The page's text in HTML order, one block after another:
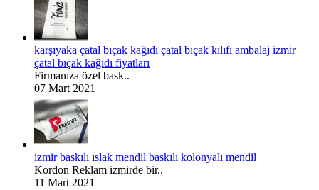
karşıyaka çatal bıçak kağıdı çatal bıçak kılıfı ambalaj izmir
çatal bıçak kağıdı fiyatları
Firmanıza özel bask..
07 Mart 2021
izmir baskılı ıslak mendil baskılı kolonyalı mendil
Kordon Reklam izmirde bir..
11 Mart 2021